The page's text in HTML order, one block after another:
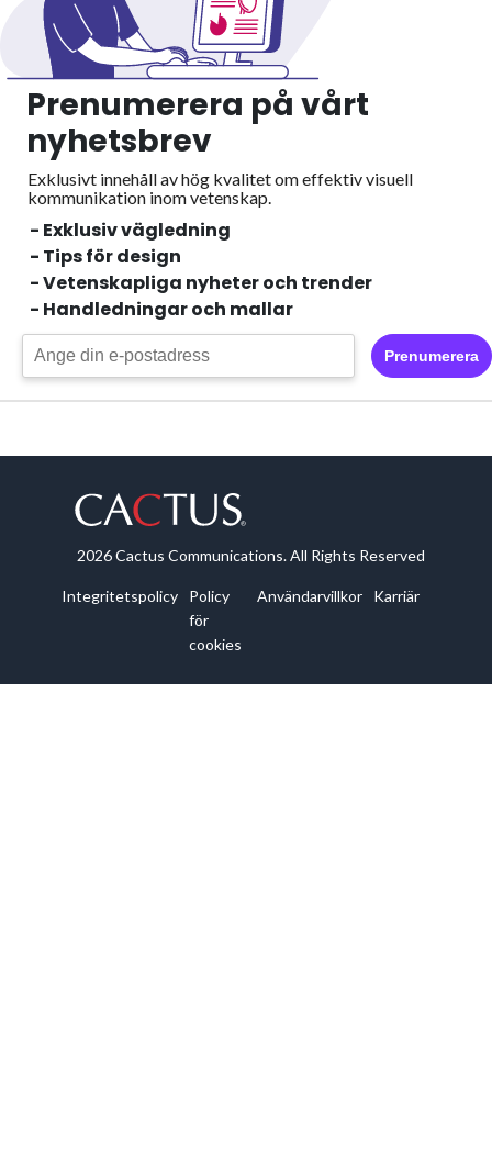
Prenumerera på vårt
nyhetsbrev
Exklusivt innehåll av hög kvalitet om effektiv visuell
kommunikation inom vetenskap.
- Exklusiv vägledning
- Tips för design
- Vetenskapliga nyheter och trender
- Handledningar och mallar
Prenumerera
2026 Cactus Communications. All Rights Reserved
Integritetspolicy
Policy
för
cookies
Användarvillkor Karriär